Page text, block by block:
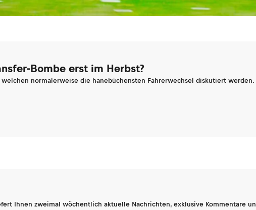
Bombe erst im Herbst?
normalerweise die hanebüchensten Fahrerwechsel diskutiert
Ihnen zweimal wöchentlich aktuelle Nachrichten, exklusive Kommentare